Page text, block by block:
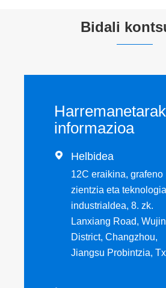
Bidali
informazioa
 Helbidea
12C eraikina, grafeno
zientzia eta teknologia
industrialdea, 8. zk.
Lanxiang Road, Wujin
District, Changzhou,
Jiangsu Probintzia,